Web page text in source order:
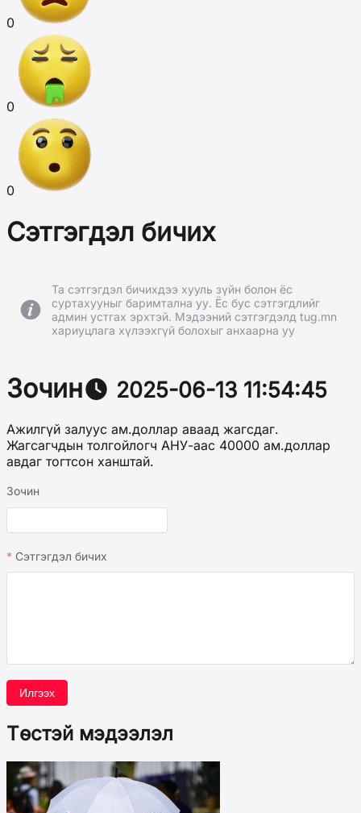
0
0
0
Сэтгэгдэл бичих
Та сэтгэгдэл бичихдээ хууль зүйн болон ёс
суртахууныг баримтална уу. Ёс бус сэтгэгдлийг
админ устгах эрхтэй. Мэдээний сэтгэгдэлд tug.mn
хариуцлага хүлээхгүй болохыг анхаарна уу
Зочин 2025-06-13 11:54:45
Ажилгүй залуус ам.доллар аваад жагсдаг.
Жагсагчдын толгойлогч АНУ-аас 40000 ам.доллар
авдаг тогтсон ханштай.
Зочин
Сэтгэгдэл бичих
Илгээх
Төстэй мэдээлэл